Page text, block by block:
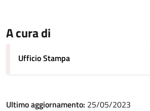
A cura di
Ufficio Stampa
Ultimo aggiornamento: 25/05/2023